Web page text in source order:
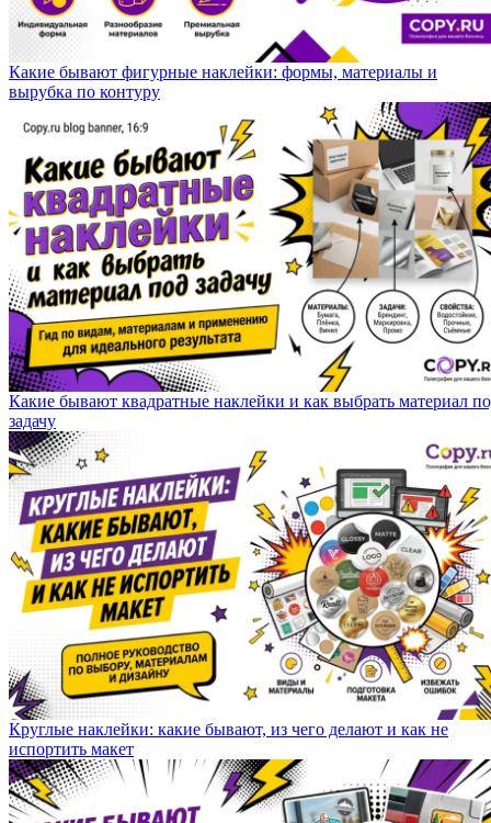
Какие бывают фигурные наклейки: формы, материалы и
вырубка по контуру
Какие бывают квадратные наклейки и как выбрать материал
задачу
Круглые наклейки: какие бывают, из чего делают и как не
испортить макет